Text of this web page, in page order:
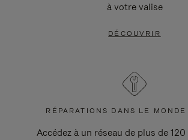
à votre valise
DÉCOUVRIR
RÉPARATIONS DANS LE
Accédez à un réseau de plus de